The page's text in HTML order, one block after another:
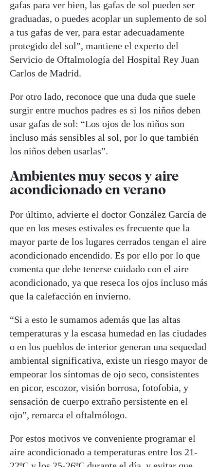
gafas para ver bien, las gafas de sol pueden ser
graduadas, o puedes acoplar un suplemento de sol
a tus gafas de ver, para estar adecuadamente
protegido del sol”, mantiene el experto del
Servicio de Oftalmología del Hospital Rey Juan
Carlos de Madrid.
Por otro lado, reconoce que una duda que suele
surgir entre muchos padres es si los niños deben
usar gafas de sol: “Los ojos de los niños son
incluso más sensibles al sol, por lo que también
los niños deben usarlas”.
Ambientes muy secos y aire
acondicionado en verano
Por último, advierte el doctor González García de
que en los meses estivales es frecuente que la
mayor parte de los lugares cerrados tengan el aire
acondicionado encendido. Es por ello por lo que
comenta que debe tenerse cuidado con el aire
acondicionado, ya que reseca los ojos incluso más
que la calefacción en invierno.
“Si a esto le sumamos además que las altas
temperaturas y la escasa humedad en las ciudades
o en los pueblos de interior generan una sequedad
ambiental significativa, existe un riesgo mayor de
empeorar los síntomas de ojo seco, consistentes
en picor, escozor, visión borrosa, fotofobia, y
sensación de cuerpo extraño persistente en el
ojo”, remarca el oftalmólogo.
Por estos motivos ve conveniente programar el
aire acondicionado a temperaturas entre los 21-